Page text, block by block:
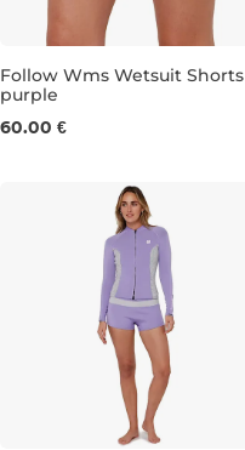
S M
Follow Wms Wetsuit Shorts
purple
60.00 €